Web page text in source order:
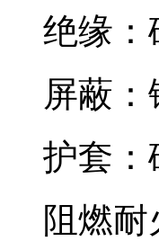
绝缘
屏蔽
护套
阻燃